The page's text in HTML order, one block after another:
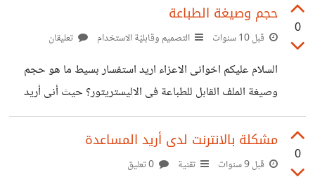
يستثمر هذا الموقع المال وهل لدى احدكم تجربة معه ؟ اتمنى
الافادة وشكرا لسعة صدركم^_^
0
حجم وصيغة الطباعة
قبل 10 سنوات التصميم وقابليّة الاستخدام تعليقان
السلام عليكم اخوانى الاعزاء اريد استفسار بسيط ما هو حجم
وصيغة الملف القابل للطباعة فى الاليستريتور؟ حيث أنى أريد
طباعة شعار فى الاليستريتور وما هى الصيغة القابلة للطباعة فى
الفوتوشوب ؟ وشكرا لكم
0
مشكلة بالانترنت لدى أريد المساعدة
قبل 9 سنوات تقنية